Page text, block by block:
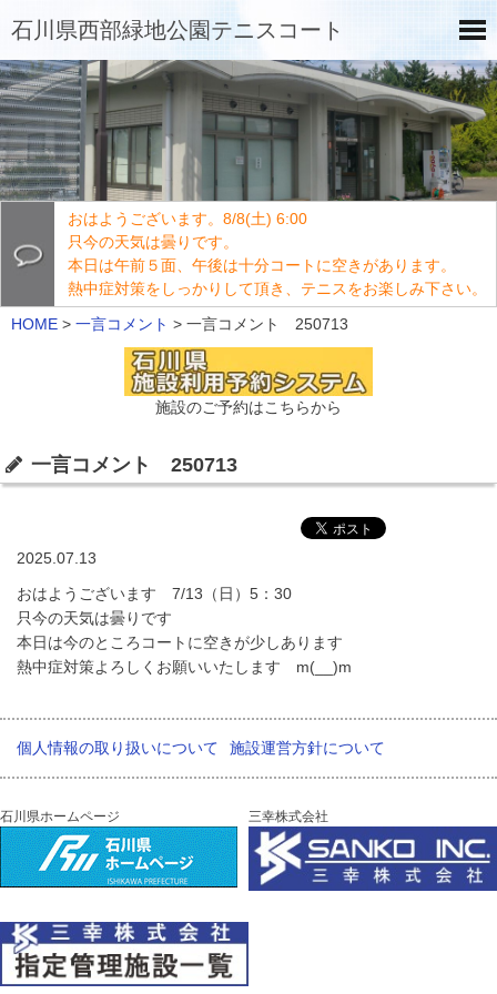
石川県西部緑地公園テニスコート
おはようございます。8/8(土) 6:00
只今の天気は曇りです。
本日は午前５面、午後は十分コートに空きがあります。
熱中症対策をしっかりして頂き、テニスをお楽しみ下さい。
HOME > 一言コメント > 一言コメント 250713
施設のご予約はこちらから
一言コメント 250713
2025.07.13
おはようございます 7/13（日）5：30
只今の天気は曇りです
本日は今のところコートに空きが少しあります
熱中症対策よろしくお願いいたします m(__)m
個人情報の取り扱いについて 施設運営方針について
石川県ホームページ 三幸株式会社